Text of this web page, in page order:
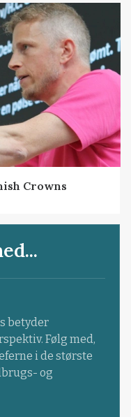
Crowns
betyder
Følg med,
i de største
og